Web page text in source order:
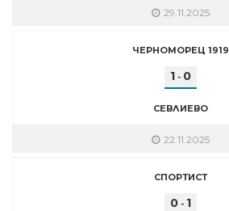
29.11.2025
ЧЕРНОМОРЕЦ 1919
1 - 0
СЕВЛИЕВО
22.11.2025
СПОРТИСТ
0 - 1